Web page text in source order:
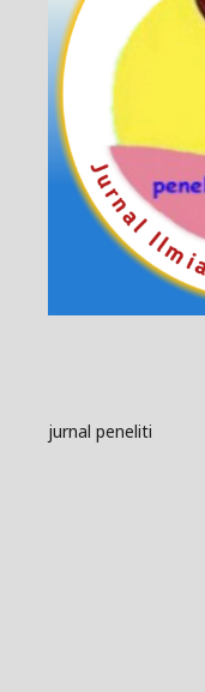
jurnal peneliti